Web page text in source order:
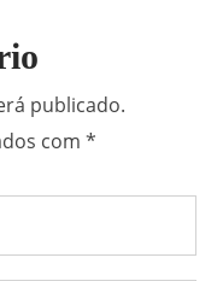
publicado.
com*